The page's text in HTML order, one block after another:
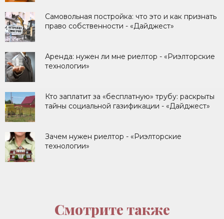
Самовольная постройка: что это и как признать
право собственности - «Дайджест»
Аренда: нужен ли мне риелтор - «Риэлторские
технологии»
Кто заплатит за «бесплатную» трубу: раскрыты
тайны социальной газификации - «Дайджест»
Зачем нужен риелтор - «Риэлторские
технологии»
Смотрите также